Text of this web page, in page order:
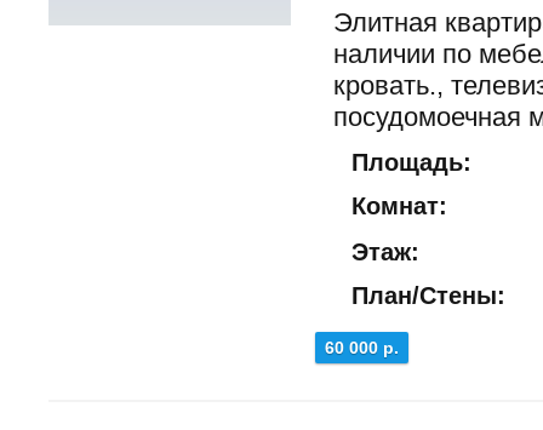
Элитная
наличии по
кровать.,
посудомоечная
Площадь:
Комнат:
Этаж:
План/Стены:
60 000 р.